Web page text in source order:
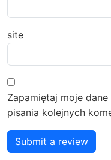
site
Zapamiętaj moje
pisania kolejnych
Submit a review